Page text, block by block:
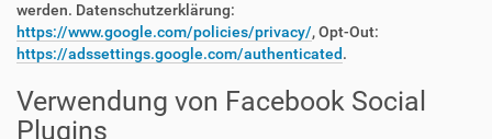
werden. Datenschutzerklärung:
https://www.google.com/policies/privacy/, Opt-Out:
https://adssettings.google.com/authenticated.
Verwendung von Facebook Social
Plugins